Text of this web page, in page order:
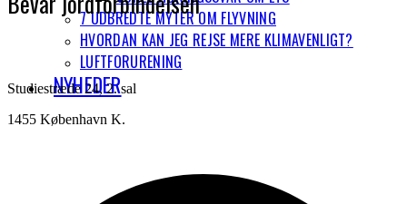
7 UDBREDTE MYTER OM FLYVNING
HVORDAN KAN JEG REJSE MERE KLIMAVENLIGT?
LUFTFORURENING
NYHEDER
Studiestræde 24, 2. sal
1455 København K.